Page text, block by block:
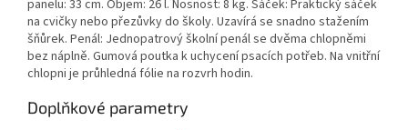
panelu: 33 cm. Objem: 26 l. Nosnost: 8 kg. Sáček: Praktický sáček
na cvičky nebo přezůvky do školy. Uzavírá se snadno stažením
šňůrek. Penál: Jednopatrový školní penál se dvěma chlopněmi
bez náplně. Gumová poutka k uchycení psacích potřeb. Na vnitřní
chlopni je průhledná fólie na rozvrh hodin.
Doplňkové parametry